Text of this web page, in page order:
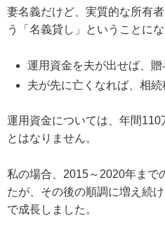
妻名義だけど、実質的な所有
う「名義貸し」ということにな
運用資金を夫が出せば、贈
夫が先に亡くなれば、相続
運用資金については、年間
とはなりません。
私の場合、2015～2020年まで
たが、その後の順調に増え続
で成長しました。